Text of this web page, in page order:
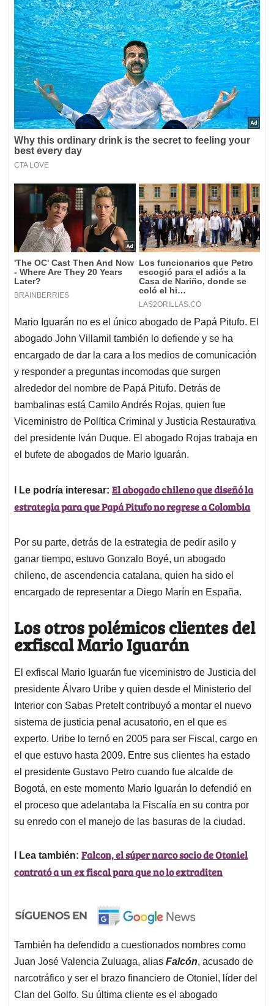
Mario Iguarán no es el único abogado de Papá Pitufo. El
abogado John Villamil también lo defiende y se ha
encargado de dar la cara a los medios de comunicación
y responder a preguntas incomodas que surgen
alrededor del nombre de Papá Pitufo. Detrás de
bambalinas está Camilo Andrés Rojas, quien fue
Viceministro de Política Criminal y Justicia Restaurativa
del presidente Iván Duque. El abogado Rojas trabaja en
el bufete de abogados de Mario Iguarán.
l Le podría interesar: El abogado chileno que diseñó la
estrategia para que Papá Pitufo no regrese a Colombia
Por su parte, detrás de la estrategia de pedir asilo y
ganar tiempo, estuvo Gonzalo Boyé, un abogado
chileno, de ascendencia catalana, quien ha sido el
encargado de representar a Diego Marín en España.
Los otros polémicos clientes del
exfiscal Mario Iguarán
El exfiscal Mario Iguarán fue viceministro de Justicia del
presidente Álvaro Uribe y quien desde el Ministerio del
Interior con Sabas Pretelt contribuyó a montar el nuevo
sistema de justicia penal acusatorio, en el que es
experto. Uribe lo ternó en 2005 para ser Fiscal, cargo en
el que estuvo hasta 2009. Entre sus clientes ha estado
el presidente Gustavo Petro cuando fue alcalde de
Bogotá, en este momento Mario Iguarán lo defendió en
el proceso que adelantaba la Fiscalía en su contra por
su enredo con el manejo de las basuras de la ciudad.
l Lea también: Falcon, el súper narco socio de Otoniel
contrató a un ex fiscal para que no lo extraditen
También ha defendido a cuestionados nombres como
Juan José Valencia Zuluaga, alias Falcón, acusado de
narcotráfico y ser el brazo financiero de Otoniel, líder del
Clan del Golfo. Su última cliente es el abogado